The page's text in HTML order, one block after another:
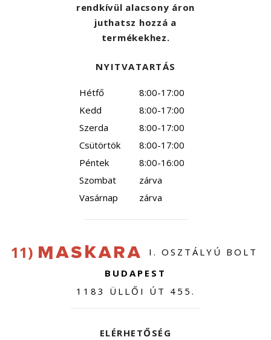
rendkívül alacsony áron
juthatsz hozzá a
termékekhez.
NYITVATARTÁS
Hétfő
8:00-17:00
Kedd
8:00-17:00
Szerda
8:00-17:00
Csütörtök
8:00-17:00
Péntek
8:00-16:00
Szombat
zárva
Vasárnap
zárva
11)
I. OSZTÁLYÚ BOLT
BUDAPEST
1183 ÜLLŐI ÚT 455.
ELÉRHETŐSÉG